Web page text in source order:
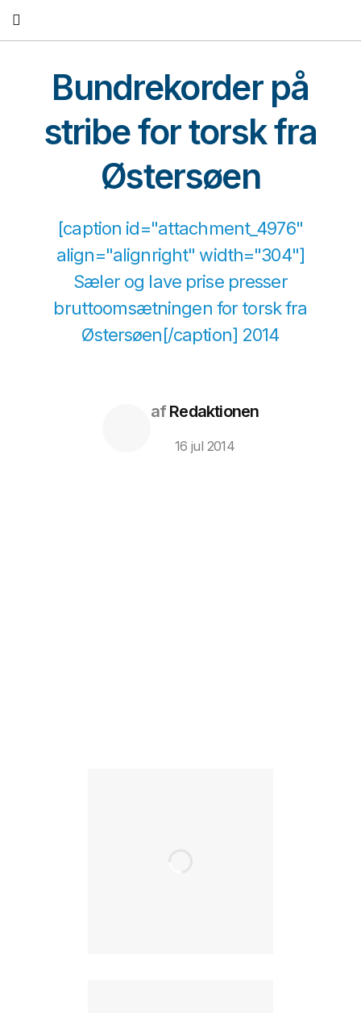
Bundrekorder på
stribe for torsk fra
Østersøen
[caption id="attachment_4976"
align="alignright" width="304"]
Sæler og lave prise presser
bruttoomsætningen for torsk fra
Østersøen[/caption] 2014
afRedaktionen
16 jul 2014